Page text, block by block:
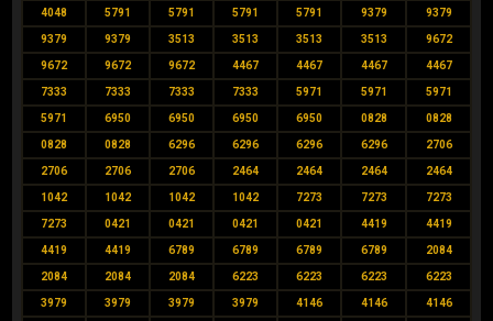
4048 5791 5791 5791 5791 9379 9379
9379 9379 3513 3513 3513 3513 9672
9672 9672 9672 4467 4467 4467 4467
7333 7333 7333 7333 5971 5971 5971
5971 6950 6950 6950 6950 0828 0828
0828 0828 6296 6296 6296 6296 2706
2706 2706 2706 2464 2464 2464 2464
1042 1042 1042 1042 7273 7273 7273
7273 0421 0421 0421 0421 4419 4419
4419 4419 6789 6789 6789 6789 2084
2084 2084 2084 6223 6223 6223 6223
3979 3979 3979 3979 4146 4146 4146